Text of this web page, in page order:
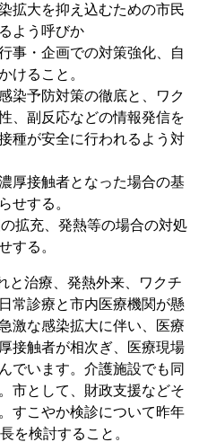
大を抑え込むための市民
よう呼びか
事・企画での対策強化、自
けること。
予防対策の徹底と、ワク
、副反応などの情報発信を
種が安全に行われるよう対
厚接触者となった場合の基
せする。
拡充、発熱等の場合の対処
する。
と治療、発熱外来、ワクチ
常診療と市内医療機関が懸
激な感染拡大に伴い、医療
接触者が相次ぎ、医療現場
でいます。介護施設でも同
市として、財政支援などそ
すこやか検診について昨年
を検討すること。